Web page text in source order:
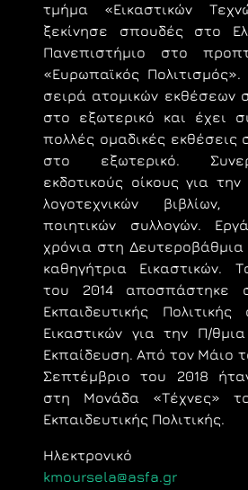
τμήμα «Εικαστικών
ξεκίνησε σπουδές στο
Πανεπιστήμιο στο
«Ευρωπαϊκός Πολιτισμός».
σειρά ατομικών εκθέσεων
στο εξωτερικό και έχει
πολλές ομαδικές εκθέσεις
στο εξωτερικό.
εκδοτικούς οίκους για
λογοτεχνικών βιβλίων,
ποιητικών συλλογών.
χρόνια στη
καθηγήτρια Εικαστικών.
του 2014 αποσπάστηκε
Εκπαιδευτικής
Εικαστικών για την Π/
Εκπαίδευση. Από τον Μάιο
Σεπτέμβριο του 2018
στη Μονάδα «Τέχνες»
Εκπαιδευτικής Πολιτικής.
Ηλεκτρονικό
kmoursela@asfa.gr